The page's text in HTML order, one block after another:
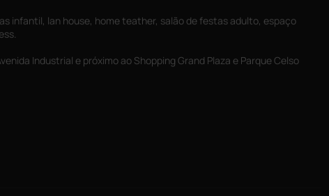
infantil, lan house, home teather, salão de festas adulto, espaço
Industrial e próximo ao Shopping Grand Plaza e Parque Celso